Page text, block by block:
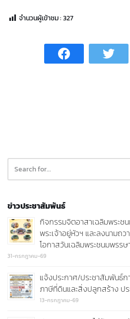
จำนวนผู้เข้าชม :327
ข่าวประชาสัมพันธ์
กิจกรรมจิตอาสาเฉลิมพระช
พระเจ้าอยู่หัวฯ และลงนามถ
โอกาสวันเฉลิมพระชนมพรร
31-กรกฎาคม-69
แจ้งประกาศ/ประชาสัมพันธ์
ภาษีที่ดินและสิ่งปลูกสร้าง ป
13-กรกฎาคม-69